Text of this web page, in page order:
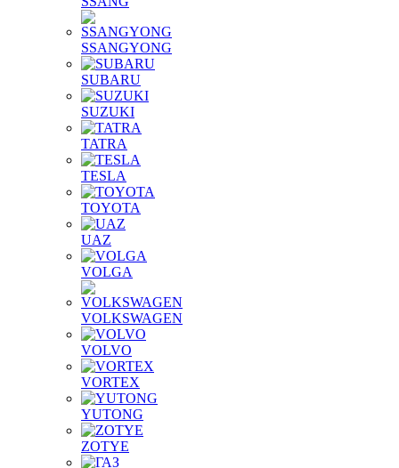
SSANGYONG
SUBARU
SUZUKI
TATRA
TESLA
TOYOTA
UAZ
VOLGA
VOLKSWAGEN
VOLVO
VORTEX
YUTONG
ZOTYE